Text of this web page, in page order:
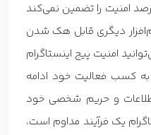
هیچ اقدام امنیتی 100 درصد امنیت را تضمین نمی‌کند
دیگری قابل هک شدن
امنیت پیج اینستاگرام
به کسب فعالیت خود ادامه
و حریم شخصی خود
یک فرآیند مداوم است،